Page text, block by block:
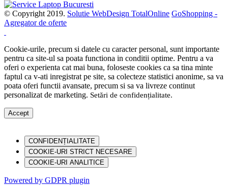
© Copyright 2019. Solutie WebDesign TotalOnline GoShopping -
Agregator de oferte
Cookie-urile, precum si datele cu caracter personal, sunt importante
pentru ca site-ul sa poata functiona in conditii optime. Pentru a va
oferi o experienta cat mai buna, foloseste cookies ca sa tina minte
faptul ca v-ati inregistrat pe site, sa colecteze statistici anonime, sa va
poata oferi functii avansate, precum si sa va livreze continut
personalizat de marketing. Setări de confidențialitate.
Accept
CONFIDENȚIALITATE
COOKIE-URI STRICT NECESARE
COOKIE-URI ANALITICE
Powered by GDPR plugin